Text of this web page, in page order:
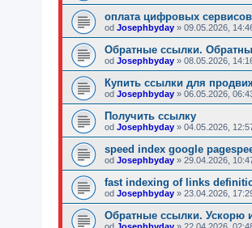
оплата цифровых
od Josephbyday » 09.05.2026,
Обратные ссылки.
od Josephbyday » 08.05.2026,
Купить ссылки для
od Josephbyday » 06.05.2026,
Получить ссылку
od Josephbyday » 04.05.2026,
speed index google
od Josephbyday » 29.04.2026,
fast indexing of links
od Josephbyday » 23.04.2026,
Обратные ссылки. Ускорю